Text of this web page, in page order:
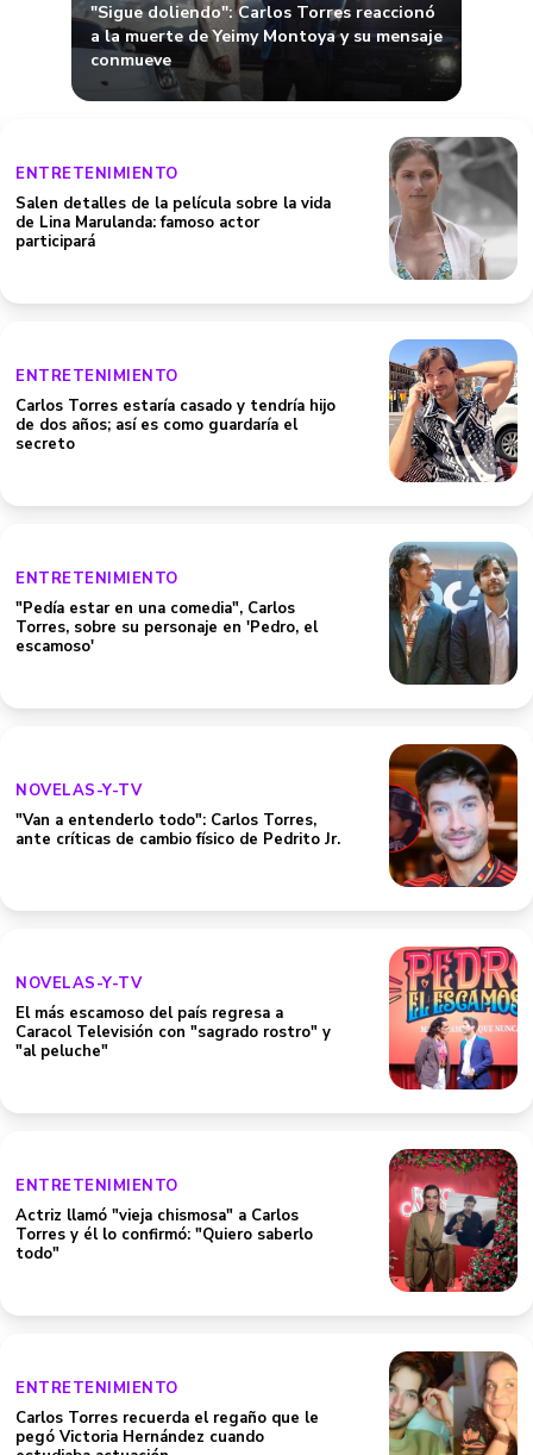
"Sigue doliendo": Carlos Torres reaccionó
a la muerte de Yeimy Montoya y su mensaje
conmueve
ENTRETENIMIENTO
Salen detalles de la película sobre la vida
de Lina Marulanda: famoso actor
participará
ENTRETENIMIENTO
Carlos Torres estaría casado y tendría hijo
de dos años; así es como guardaría el
secreto
ENTRETENIMIENTO
"Pedía estar en una comedia", Carlos
Torres, sobre su personaje en 'Pedro, el
escamoso'
NOVELAS-Y-TV
"Van a entenderlo todo": Carlos Torres,
ante críticas de cambio físico de Pedrito Jr.
NOVELAS-Y-TV
El más escamoso del país regresa a
Caracol Televisión con "sagrado rostro" y
"al peluche"
ENTRETENIMIENTO
Actriz llamó "vieja chismosa" a Carlos
Torres y él lo confirmó: "Quiero saberlo
todo"
ENTRETENIMIENTO
Carlos Torres recuerda el regaño que le
pegó Victoria Hernández cuando